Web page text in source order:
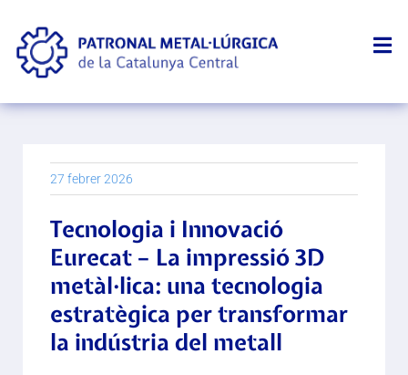
27 febrer 2026
Tecnologia i Innovació
Eurecat – La impressió 3D
metàl·lica: una tecnologia
estratègica per transformar
la indústria del metall